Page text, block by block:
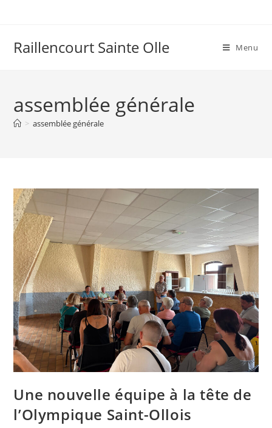
Raillencourt Sainte Olle Menu
assemblée générale
> assemblée générale
Une nouvelle équipe à la tête de
l’Olympique Saint-Ollois